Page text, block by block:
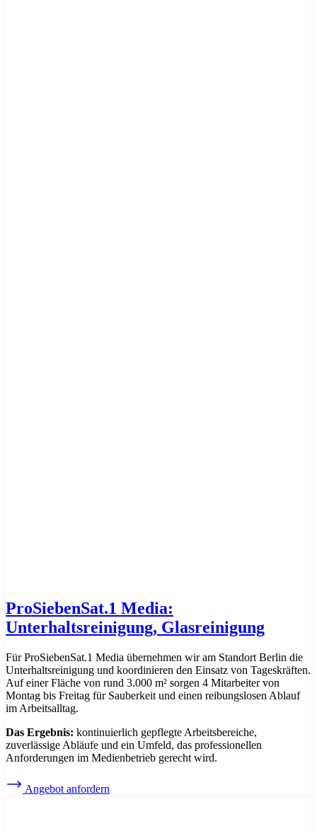
ProSiebenSat.1 Media:
Unterhaltsreinigung, Glasreinigung
Für ProSiebenSat.1 Media übernehmen wir am Standort Berlin die
Unterhaltsreinigung und koordinieren den Einsatz von Tageskräften.
Auf einer Fläche von rund 3.000 m² sorgen 4 Mitarbeiter von
Montag bis Freitag für Sauberkeit und einen reibungslosen Ablauf
im Arbeitsalltag.
Das Ergebnis: kontinuierlich gepflegte Arbeitsbereiche,
zuverlässige Abläufe und ein Umfeld, das professionellen
Anforderungen im Medienbetrieb gerecht wird.
Angebot anfordern